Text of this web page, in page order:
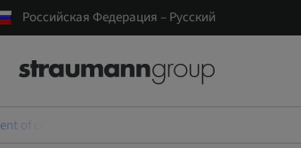
Российская Федерация – Русский
of complex SAC cases over the last 25 years